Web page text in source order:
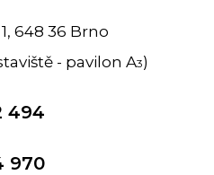
1, 648 36 Brno
- pavilon A3)
494
970